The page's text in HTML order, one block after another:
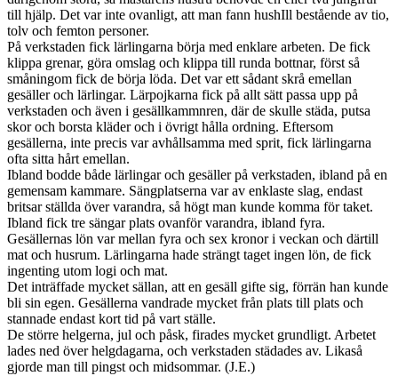
till hjälp. Det var inte ovanligt, att man fann hushIll bestående av tio,
tolv och femton personer.
På verkstaden fick lärlingarna börja med enklare arbeten. De fick
klippa grenar, göra omslag och klippa till runda bottnar, först så
småningom fick de börja löda. Det var ett sådant skrå emellan
gesäller och lärlingar. Lärpojkarna fick på allt sätt passa upp på
verkstaden och även i gesällkammnren, där de skulle städa, putsa
skor och borsta kläder och i övrigt hålla ordning. Eftersom
gesällerna, inte precis var avhållsamma med sprit, fick lärlingarna
ofta sitta hårt emellan.
Ibland bodde både lärlingar och gesäller på verkstaden, ibland på en
gemensam kammare. Sängplatserna var av enklaste slag, endast
britsar ställda över varandra, så högt man kunde komma för taket.
Ibland fick tre sängar plats ovanför varandra, ibland fyra.
Gesällernas lön var mellan fyra och sex kronor i veckan och därtill
mat och husrum. Lärlingarna hade strängt taget ingen lön, de fick
ingenting utom logi och mat.
Det inträffade mycket sällan, att en gesäll gifte sig, förrän han kunde
bli sin egen. Gesällerna vandrade mycket från plats till plats och
stannade endast kort tid på vart ställe.
De större helgerna, jul och påsk, firades mycket grundligt. Arbetet
lades ned över helgdagarna, och verkstaden städades av. Likaså
gjorde man till pingst och midsommar. (J.E.)